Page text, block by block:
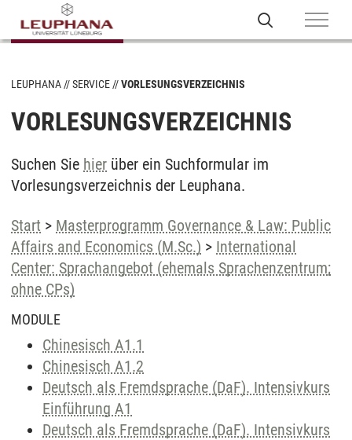
LEUPHANA SERVICE VORLESUNGSVERZEICHNIS
VORLESUNGSVERZEICHNIS
Suchen Sie hier über ein Suchformular im
Vorlesungsverzeichnis der Leuphana.
Start > Masterprogramm Governance & Law: Public
Affairs and Economics (M.Sc.) > International
Center: Sprachangebot (ehemals Sprachenzentrum;
ohne CPs)
MODULE
Chinesisch A1.1
Chinesisch A1.2
Deutsch als Fremdsprache (DaF). Intensivkurs
Einführung A1
Deutsch als Fremdsprache (DaF). Intensivkurs